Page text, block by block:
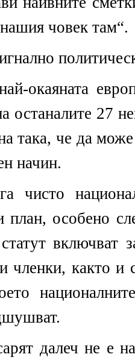
човек там“.
окаяната
останалите 27
така, че да
начин.
чисто
план, особено
включват
членки, както и
далеч не е